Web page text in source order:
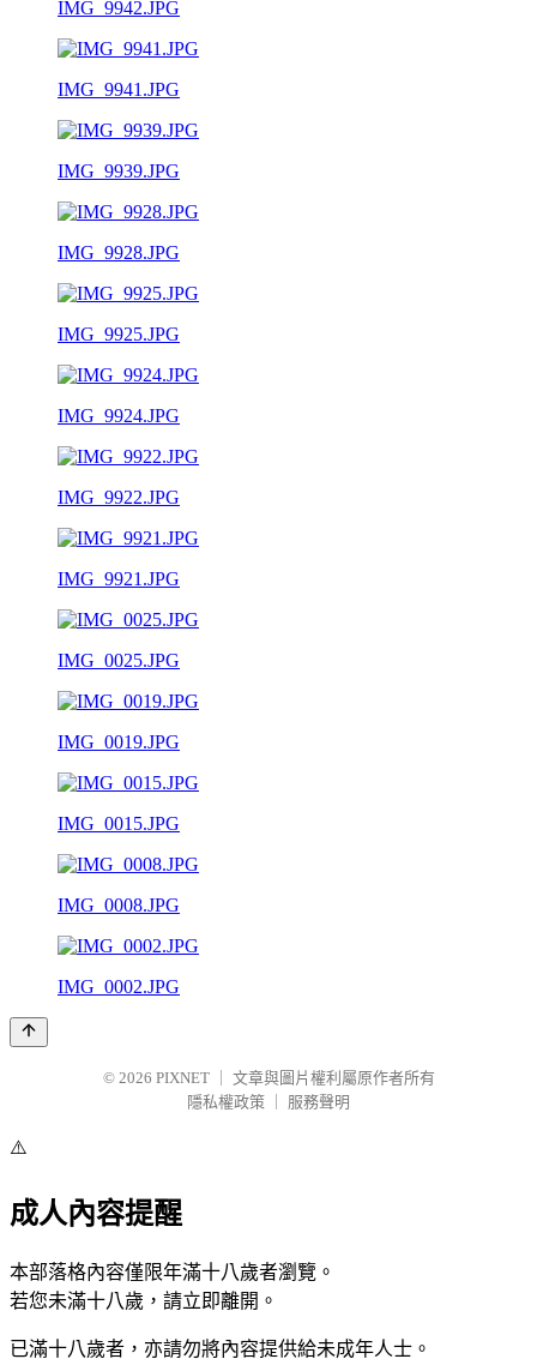
IMG_9942.JPG
IMG_9941.JPG
IMG_9939.JPG
IMG_9928.JPG
IMG_9925.JPG
IMG_9924.JPG
IMG_9922.JPG
IMG_9921.JPG
IMG_0025.JPG
IMG_0019.JPG
IMG_0015.JPG
IMG_0008.JPG
IMG_0002.JPG
© 2026 PIXNET
文章與圖片權利屬原作者所有
隱私權政策
服務聲明
⚠️
成人內容提醒
本部落格內容僅限年滿十八歲者瀏覽。
若您未滿十八歲，請立即離開。
已滿十八歲者，亦請勿將內容提供給未成年人士。